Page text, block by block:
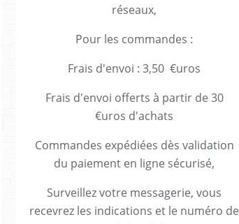
réseaux,
Pour les commandes :
Frais d'envoi : 3,50 €uros
Frais d'envoi offerts à partir de 30
€uros d'achats
Commandes expédiées dès validation
du paiement en ligne sécurisé,
Surveillez votre messagerie, vous
recevrez les indications et le numéro de